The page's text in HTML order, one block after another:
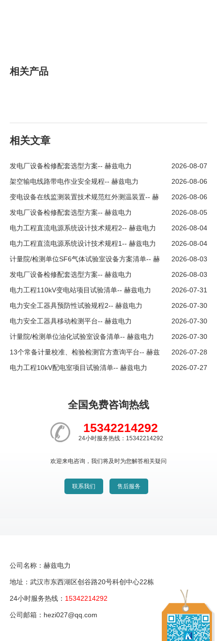
相关产品
相关文章
2026-08-07
发电厂设备检修配套选型方案-- 赫兹电力
2026-08-06
架空输电线路带电作业安全规程-- 赫兹电力
2026-08-06
变电设备在线监测装置技术规范红外测温装置-- 赫
兹电力
2026-08-05
发电厂设备检修配套选型方案-- 赫兹电力
2026-08-04
电力工程直流电源系统设计技术规程2-- 赫兹电力
2026-08-04
电力工程直流电源系统设计技术规程1-- 赫兹电力
2026-08-03
计量院/检测单位SF6气体试验室设备方案清单-- 赫
兹电力
2026-08-03
发电厂设备检修配套选型方案-- 赫兹电力
2026-07-31
电力工程110kV变电站项目试验清单-- 赫兹电力
2026-07-30
电力安全工器具预防性试验规程2-- 赫兹电力
2026-07-30
电力安全工器具移动检测平台-- 赫兹电力
2026-07-30
计量院/检测单位油化试验室设备清单-- 赫兹电力
2026-07-28
13个常备计量校准、检验检测官方查询平台-- 赫兹
电力
2026-07-27
电力工程10kV配电室项目试验清单-- 赫兹电力
全国免费咨询热线
15342214292
24小时服务热线：15342214292
欢迎来电咨询，我们将及时为您解答相关疑问
联系我们 售后服务
公司名称：赫兹电力
地址：武汉市东西湖区创谷路20号科创中心22栋
24小时服务热线： 15342214292
公司邮箱：hezi027@qq.com